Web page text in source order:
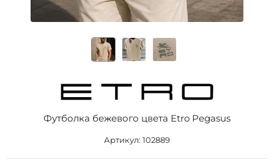
Футболка бежевого цвета Etro Pegasus
Артикул: 102889